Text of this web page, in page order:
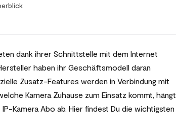
dank ihrer Schnittstelle mit dem Internet
haben ihr Geschäftsmodell daran
Zusatz-Features werden in Verbindung mit
Kamera Zuhause zum Einsatz kommt, hängt
Kamera Abo ab. Hier findest Du die wichtigsten